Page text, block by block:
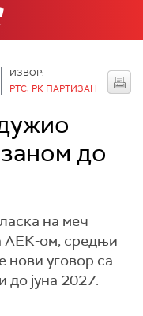
ИЗВОР:
РТС, РК ПАРТИЗАН
до
на меч
АЕК-ом, средњи
нови уговор са
до јуна 2027.